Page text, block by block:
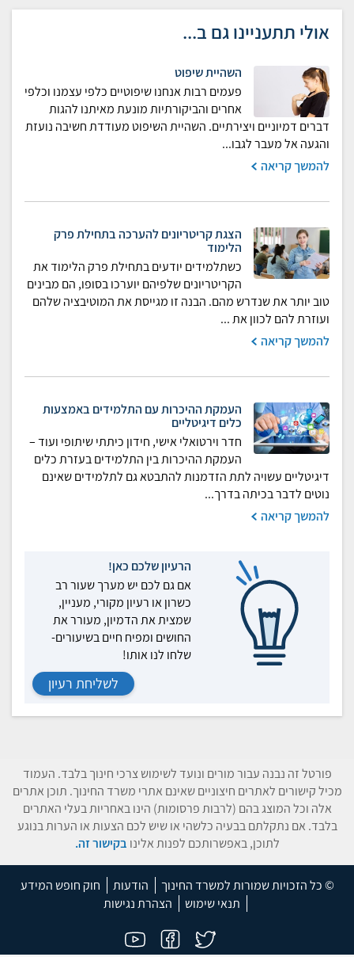
אולי תתעניינו גם ב...
השהיית שיפוט
פעמים רבות אנחנו שיפוטיים כלפי עצמנו וכלפי
אחרים והביקורתיות מונעת מאיתנו להגות
דברים דמיוניים ויצירתיים. השהיית השיפוט מעודדת חשיבה נועזת
והגעה אל מעבר לגבו...
להמשך קריאה
הצגת קריטריונים להערכה בתחילת פרק
הלימוד
כשתלמידים יודעים בתחילת פרק הלימוד את
הקריטריונים שלפיהם יוערכו בסופו, הם מבינים
טוב יותר את שנדרש מהם. הבנה זו מגייסת את המוטיבציה שלהם
ועוזרת להם לכוון את ...
להמשך קריאה
העמקת ההיכרות עם התלמידים באמצעות
כלים דיגיטליים
חדר וירטואלי אישי, חידון כיתתי שיתופי ועוד –
העמקת ההיכרות בין התלמידים בעזרת כלים
דיגיטליים עשויה לתת הזדמנות להתבטא גם לתלמידים שאינם
נוטים לדבר בכיתה בדרך...
להמשך קריאה
הרעיון שלכם כאן!
אם גם לכם יש מערך שעור רב
כשרון או רעיון מקורי, מעניין,
שמצית את הדמיון, מעורר את
החושים ומפיח חיים בשיעורים-
שלחו לנו אותו!
לשליחת רעיון
פורטל זה נבנה עבור מורים ונועד לשימוש צרכי חינוך בלבד. העמוד
מכיל קישורים לאתרים חיצוניים שאינם אתרי משרד החינוך. תוכן אתרים
אלה וכל המוצג בהם (לרבות פרסומות) הינו באחריות בעלי האתרים
בלבד. אם נתקלתם בבעיה כלשהי או שיש לכם הצעות או הערות בנוגע
לתוכן, באפשרותכם לפנות אלינו בקישור זה.
© כל הזכויות שמורות למשרד החינוך הודעות
חוק חופש המידע
תנאי שימוש
הצהרת נגישות